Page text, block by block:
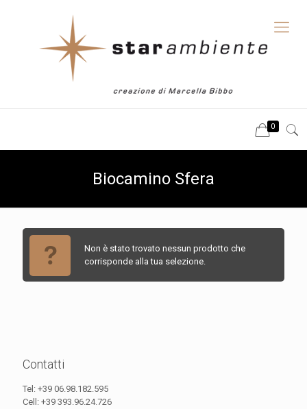
0
Biocamino Sfera
Non è stato trovato nessun prodotto che
corrisponde alla tua selezione.
Contatti
Tel: +39 06.98.182.595
Cell: +39 393.96.24.726